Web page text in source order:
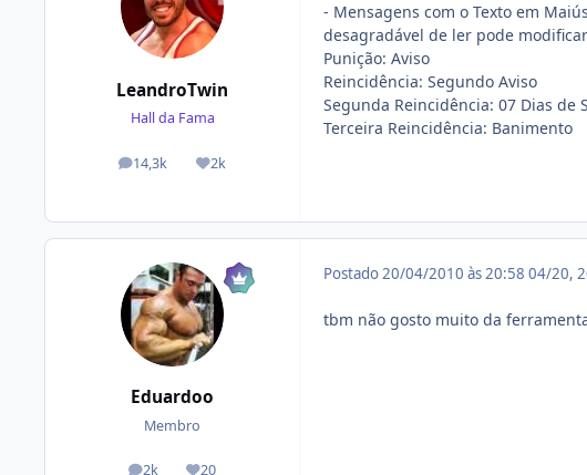
LeandroTwin
Hall da Fama
14,3k
posts 2k
Reputação
- Mensagens com o Texto em
desagradável de ler pode
Punição: Aviso
Reincidência: Segundo Aviso
Segunda Reincidência: 07 Dias de
Terceira Reincidência: Banimento
Eduardoo
Membro
2k 20
Postado20/04/2010 às 20:58 04/20,
tbm não gosto muito da